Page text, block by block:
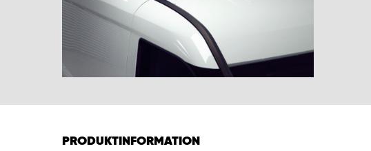
PRODUKTINFORMATION